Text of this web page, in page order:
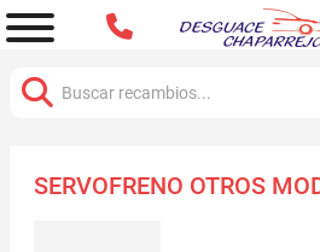
SERVOFRENO OTROS